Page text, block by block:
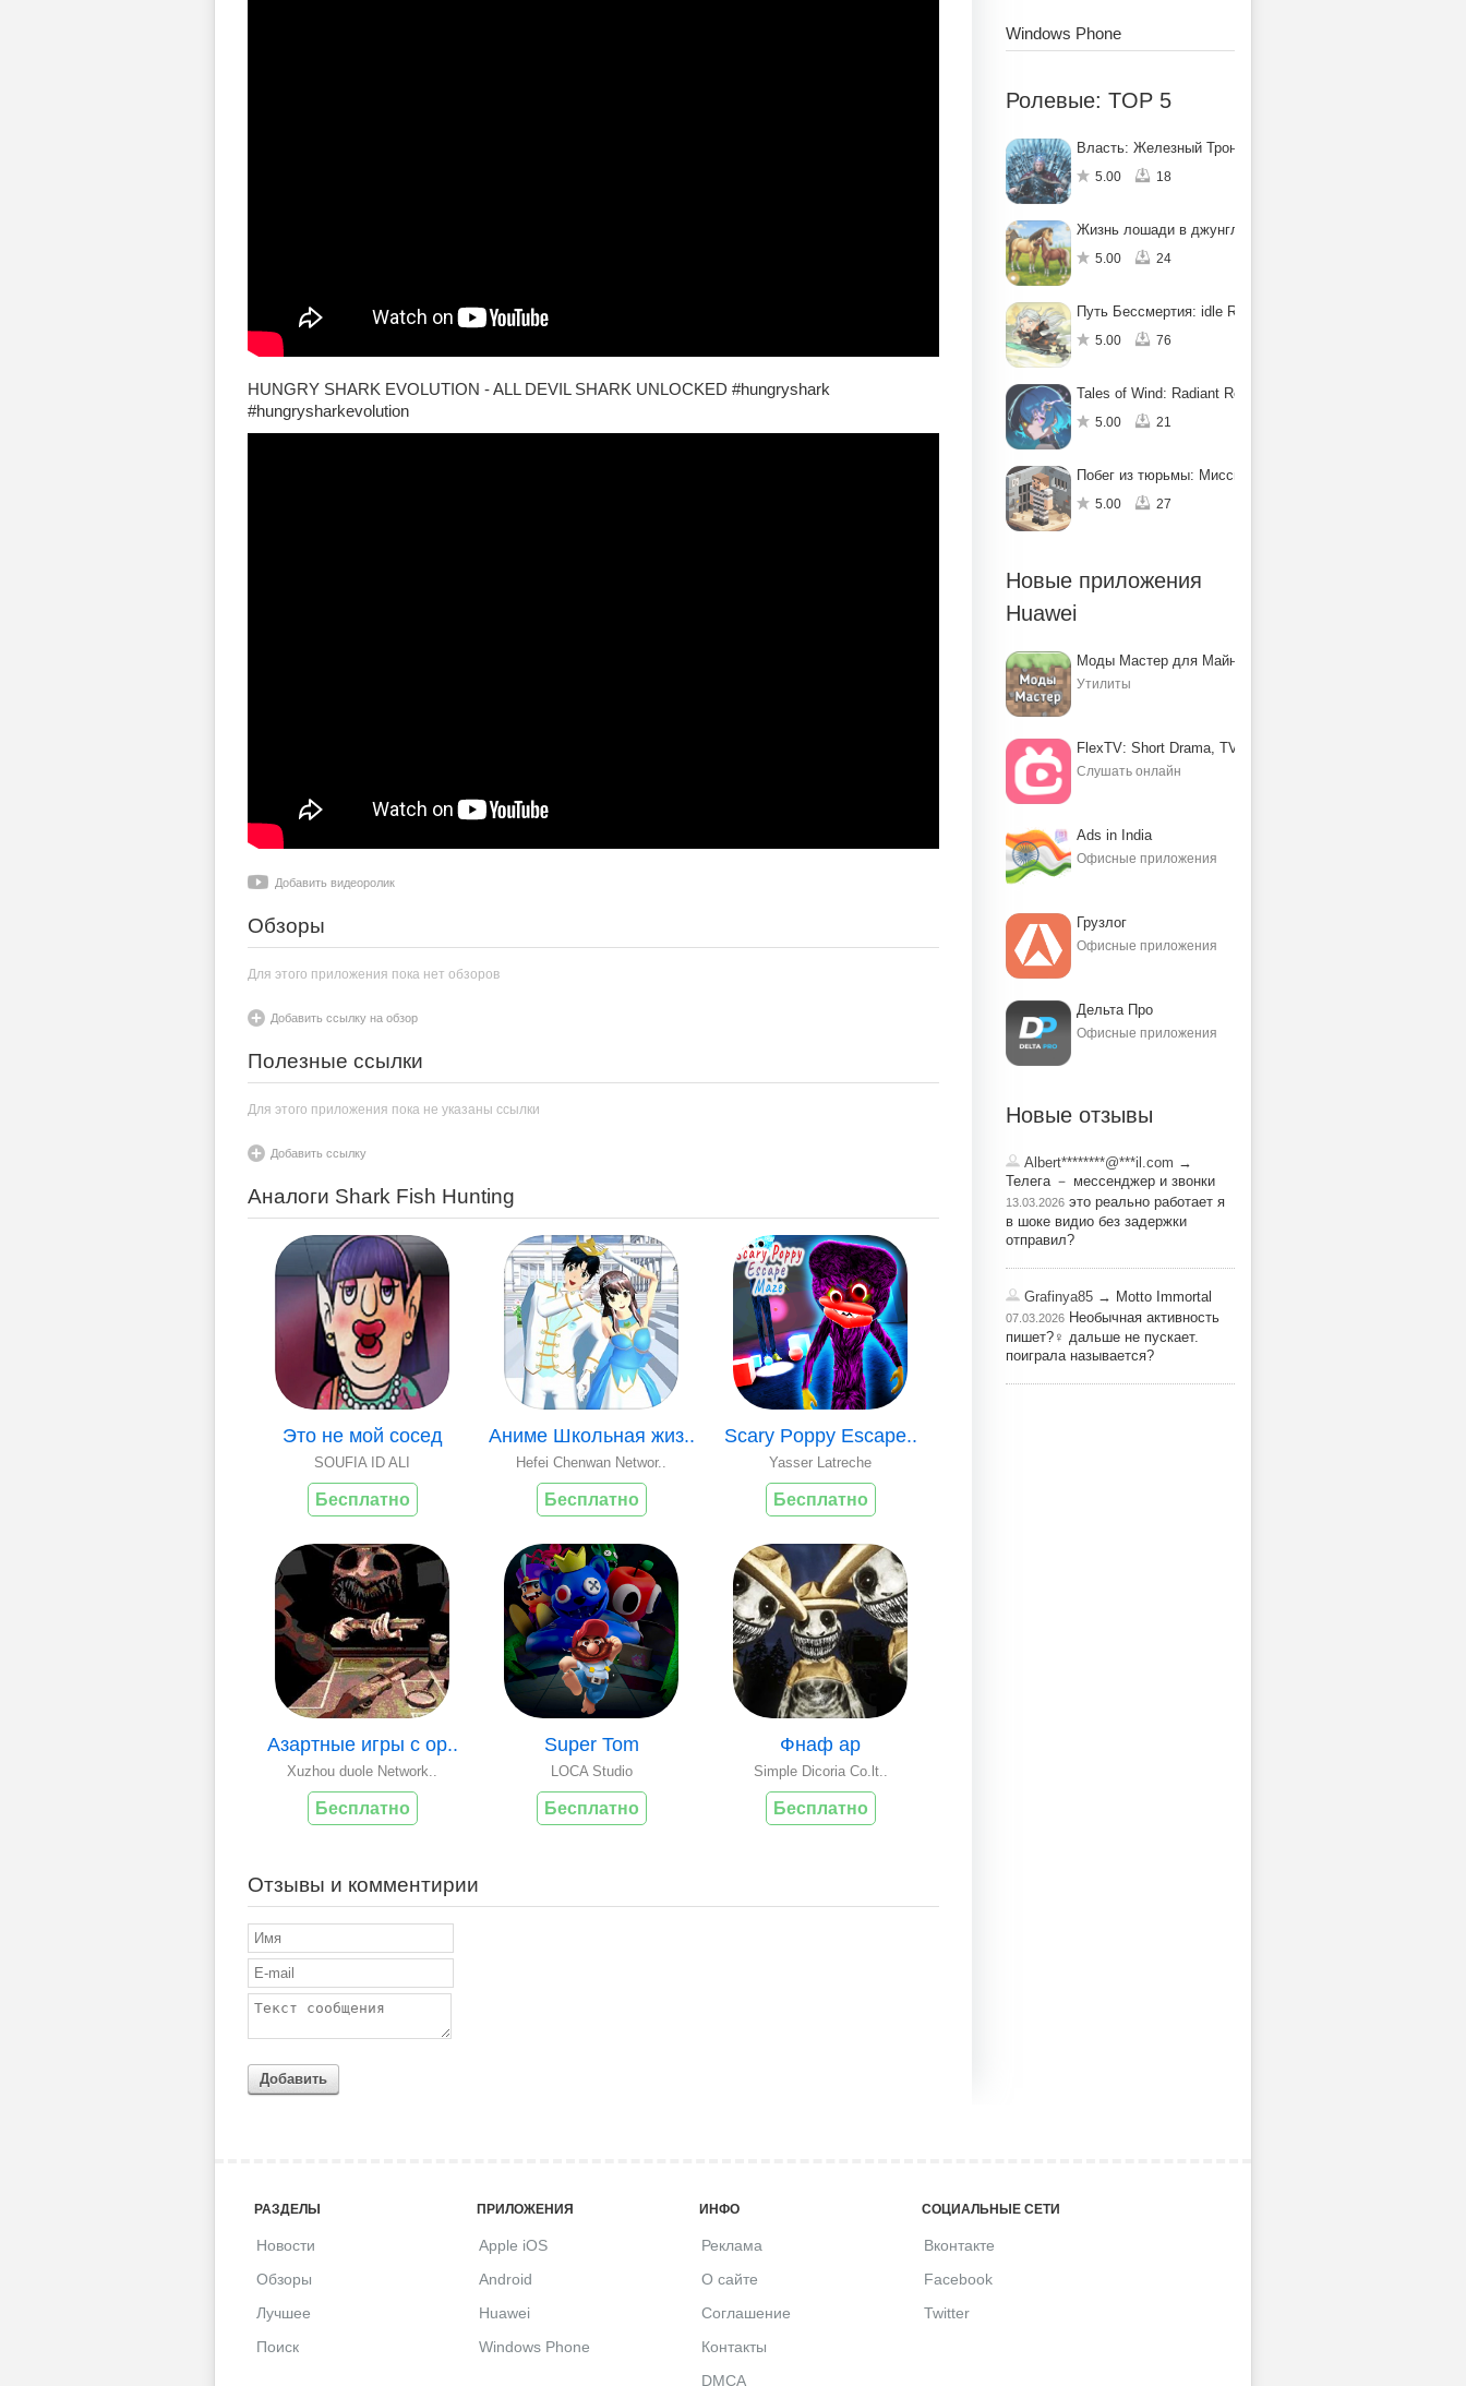
HUNGRY SHARK EVOLUTION - ALL DEVIL SHARK UNLOCKED #hungryshark
#hungrysharkevolution
Добавить видеоролик
Обзоры
Для этого приложения пока нет обзоров
Добавить ссылку на обзор
Полезные ссылки
Для этого приложения пока не указаны ссылки
Добавить ссылку
Аналоги Shark Fish Hunting
Это не мой сосед
SOUFIA ID ALI
Бесплатно
Аниме Школьная жиз..
Hefei Chenwan Networ..
Бесплатно
Scary Poppy Escape..
Yasser Latreche
Бесплатно
Азартные игры с ор..
Xuzhou duole Network..
Бесплатно
Super Tom
LOCA Studio
Бесплатно
Фнаф ар
Simple Dicoria Co.lt..
Бесплатно
Отзывы и комментирии
Добавить
Windows Phone
Ролевые: TOP 5
Власть: Железный Трон
5.00 18
Жизнь лошади в джунглях: квест
5.00 24
Путь Бессмертия: idle RPG
5.00 76
Tales of Wind: Radiant Rebirth
5.00 21
Побег из тюрьмы: Миссия по спасению
5.00 27
Новые приложения
Huawei
Моды Мастер для Майнкрафт ПЕ
Утилиты
FlexTV: Short Drama, TV, Reels
Слушать онлайн
Ads in India
Офисные приложения
Грузлог
Офисные приложения
Дельта Про
Офисные приложения
Новые отзывы
Albert********@***il.com →
Телега － мессенджер и звонки
13.03.2026 это реально работает я
в шоке видио без задержки
отправил?
Grafinya85 → Motto Immortal
07.03.2026 Необычная активность
пишет?‍♀️ дальше не пускает.
поиграла называется?
РАЗДЕЛЫ
Новости
Обзоры
Лучшее
Поиск
ПРИЛОЖЕНИЯ
Apple iOS
Android
Huawei
Windows Phone
ИНФО
Реклама
О сайте
Соглашение
Контакты
DMCA
СОЦИАЛЬНЫЕ СЕТИ
Вконтакте
Facebook
Twitter